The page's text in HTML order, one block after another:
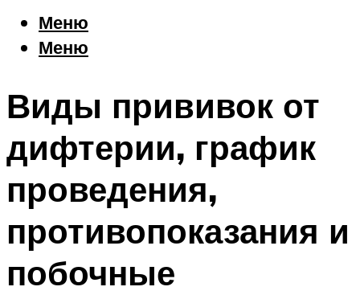
Меню
Меню
Виды прививок от
дифтерии, график
проведения,
противопоказания и
побочные